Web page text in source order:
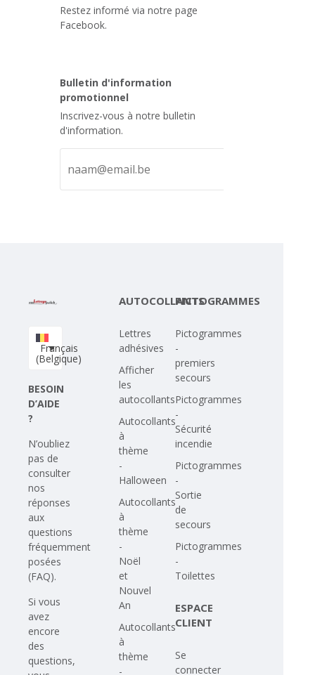
Restez informé via notre page
Facebook.
Bulletin d'information
promotionnel
Inscrivez-vous à notre bulletin
d'information.
Français
(Belgique)
BESOIN
D’AIDE
?
N’oubliez
pas de
consulter
nos
réponses
aux
questions
fréquemment
posées
(FAQ).
Si vous
avez
encore
des
questions,
AUTOCOLLANTS
Lettres
adhésives
Afficher
les
autocollants
Autocollants
à
thème
-
Halloween
Autocollants
à
thème
-
Noël
et
Nouvel
An
Autocollants
à
thème
-
PICTOGRAMMES
Pictogrammes
-
premiers
secours
Pictogrammes
-
Sécurité
incendie
Pictogrammes
-
Sortie
de
secours
Pictogrammes
-
Toilettes
ESPACE
CLIENT
Se
connecter